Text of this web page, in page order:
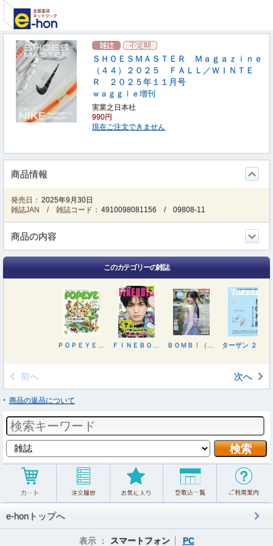
ＳＨＯＥＳＭＡＳＴＥＲ Ｍａｇａｚｉｎｅ
（４４）２０２５ ＦＡＬＬ／ＷＩＮＴＥ
Ｒ ２０２５年１１月号
ｗａｇｇｌｅ増刊
実業之日本社
990円
現在ご注文できません
商品情報
発売日： 2025年9月30日
雑誌JAN / 雑誌コード： 4910098081156 /09808-11
商品の内容
このカテゴリーの雑誌
前へ 次へ
商品の返品について
e-honトップへ
表示 ： スマートフォン PC